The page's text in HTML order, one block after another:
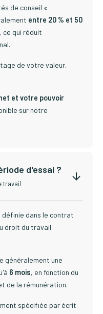
de conseil «
entre 20 % et 50
ce qui réduit
de votre valeur,
et votre pouvoir
sur notre
d'essai ?
travail
définie dans le contrat
droit du travail
généralement une
6 mois, en fonction du
de la rémunération.
spécifiée par écrit